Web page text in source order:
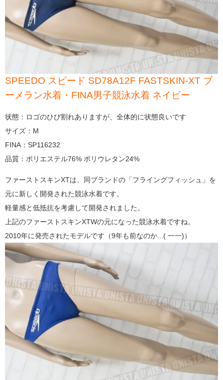
SPEEDO スピード SD78A12F FASTSKIN-XT ブ
ーメラン水着・FINA男子競泳水着 ネイビー
状態：ロゴのひび割れありますが、全体的に状態良いです
サイズ：M
FINA：SP116232
品質：ポリエステル76% ポリウレタン24%
ファーストスキンXTは、同ブランドの「フライングフィッシュ」を
元に新しく開発された競泳水着です。
軽量感と低抵抗を考慮して開発されました。
上記のファーストスキンXTWの元になった競泳水着ですね。
2010年に発売されたモデルです（9年も前なのか...( 一一)）